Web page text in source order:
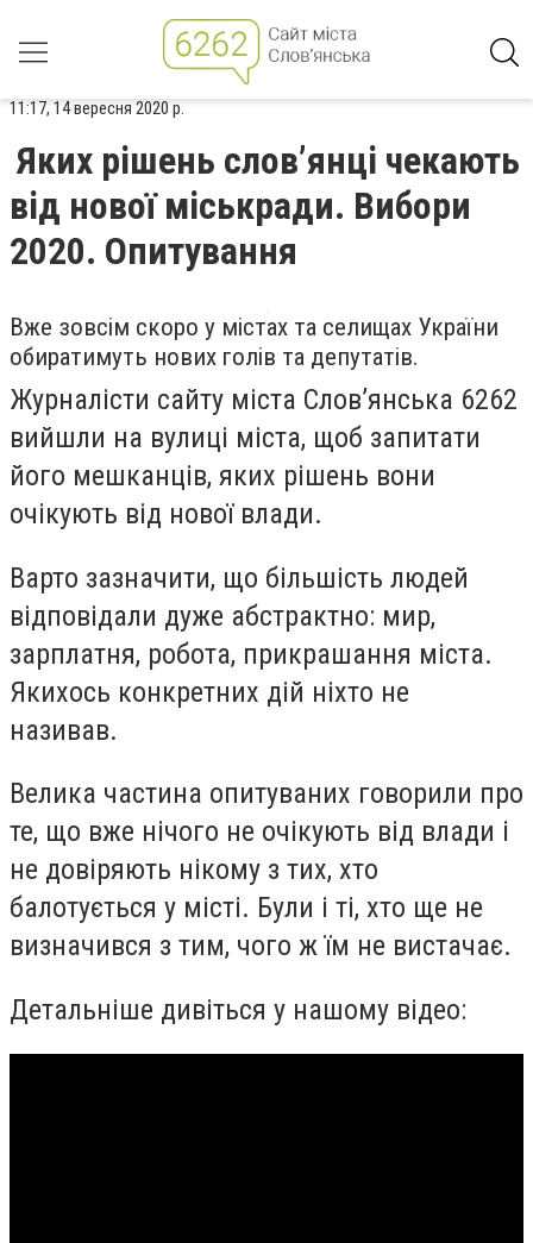
11:17, 14 вересня 2020 р.
Яких рішень слов’янці чекають
від нової міськради. Вибори
2020. Опитування
Вже зовсім скоро у містах та селищах України
обиратимуть нових голів та депутатів.
Журналісти сайту міста Слов’янська 6262
вийшли на вулиці міста, щоб запитати
його мешканців, яких рішень вони
очікують від нової влади.
Варто зазначити, що більшість людей
відповідали дуже абстрактно: мир,
зарплатня, робота, прикрашання міста.
Якихось конкретних дій ніхто не
називав.
Велика частина опитуваних говорили про
те, що вже нічого не очікують від влади і
не довіряють нікому з тих, хто
балотується у місті. Були і ті, хто ще не
визначився з тим, чого ж їм не вистачає.
Детальніше дивіться у нашому відео: